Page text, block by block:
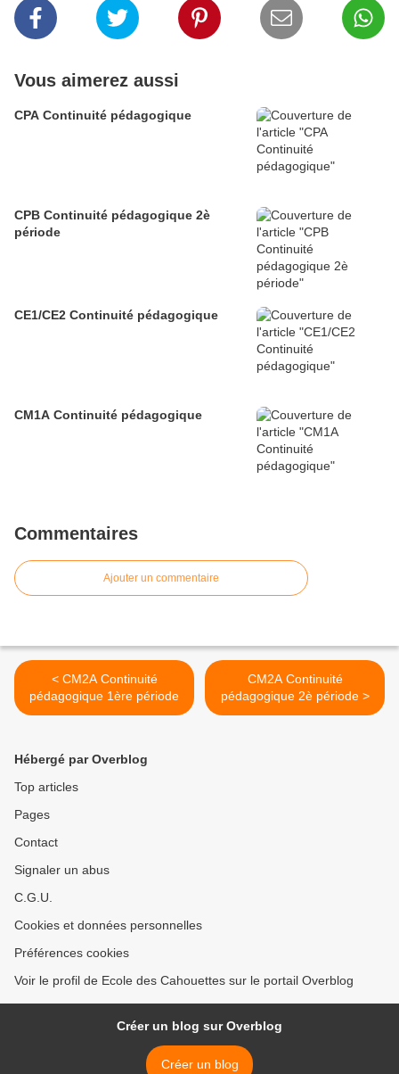
Vous aimerez aussi
CPA Continuité pédagogique
CPB Continuité pédagogique 2è
période
CE1/CE2 Continuité pédagogique
CM1A Continuité pédagogique
Commentaires
Ajouter un commentaire
< CM2A Continuité
pédagogique 1ère période
CM2A Continuité
pédagogique 2è période >
Hébergé par Overblog
Top articles
Pages
Contact
Signaler un abus
C.G.U.
Cookies et données personnelles
Préférences cookies
Voir le profil de Ecole des Cahouettes sur le portail Overblog
Créer un blog sur Overblog
Créer un blog